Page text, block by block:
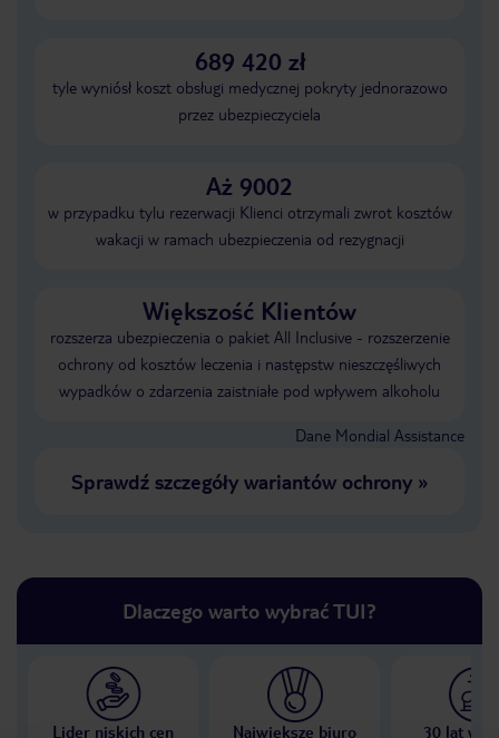
689 420 zł
tyle wyniósł koszt obsługi medycznej pokryty jednorazowo
przez ubezpieczyciela
Aż 9002
w przypadku tylu rezerwacji Klienci otrzymali zwrot kosztów
wakacji w ramach ubezpieczenia od rezygnacji
Większość Klientów
rozszerza ubezpieczenia o pakiet All Inclusive - rozszerzenie
ochrony od kosztów leczenia i następstw nieszczęśliwych
wypadków o zdarzenia zaistniałe pod wpływem alkoholu
Dane Mondial Assistance
Sprawdź szczegóły wariantów ochrony»
Dlaczego warto wybrać TUI?
Lider niskich cen Największe biuro 30 lat w